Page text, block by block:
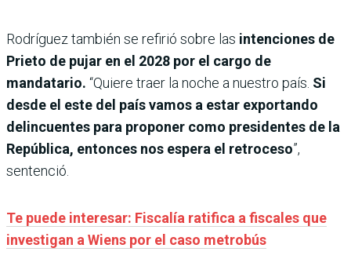
Rodríguez también se refirió sobre las intenciones de
Prieto de pujar en el 2028 por el cargo de
mandatario. “Quiere traer la noche a nuestro país. Si
desde el este del país vamos a estar exportando
delincuentes para proponer como presidentes de la
República, entonces nos espera el retroceso”,
sentenció.
Te puede interesar: Fiscalía ratifica a fiscales que
investigan a Wiens por el caso metrobús